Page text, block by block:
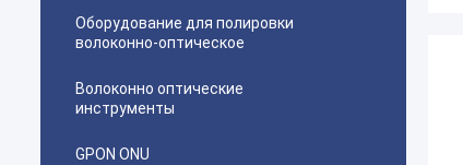
Оборудование для полировки
волоконно-оптическое
Волоконно оптические
инструменты
GPON ONU